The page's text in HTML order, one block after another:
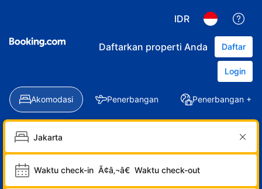
IDR
Daftarkan properti Anda Daftar
Login
Akomodasi Penerbangan Penerbangan +
Waktu check-in Ã¢â‚¬â€ Waktu check-out